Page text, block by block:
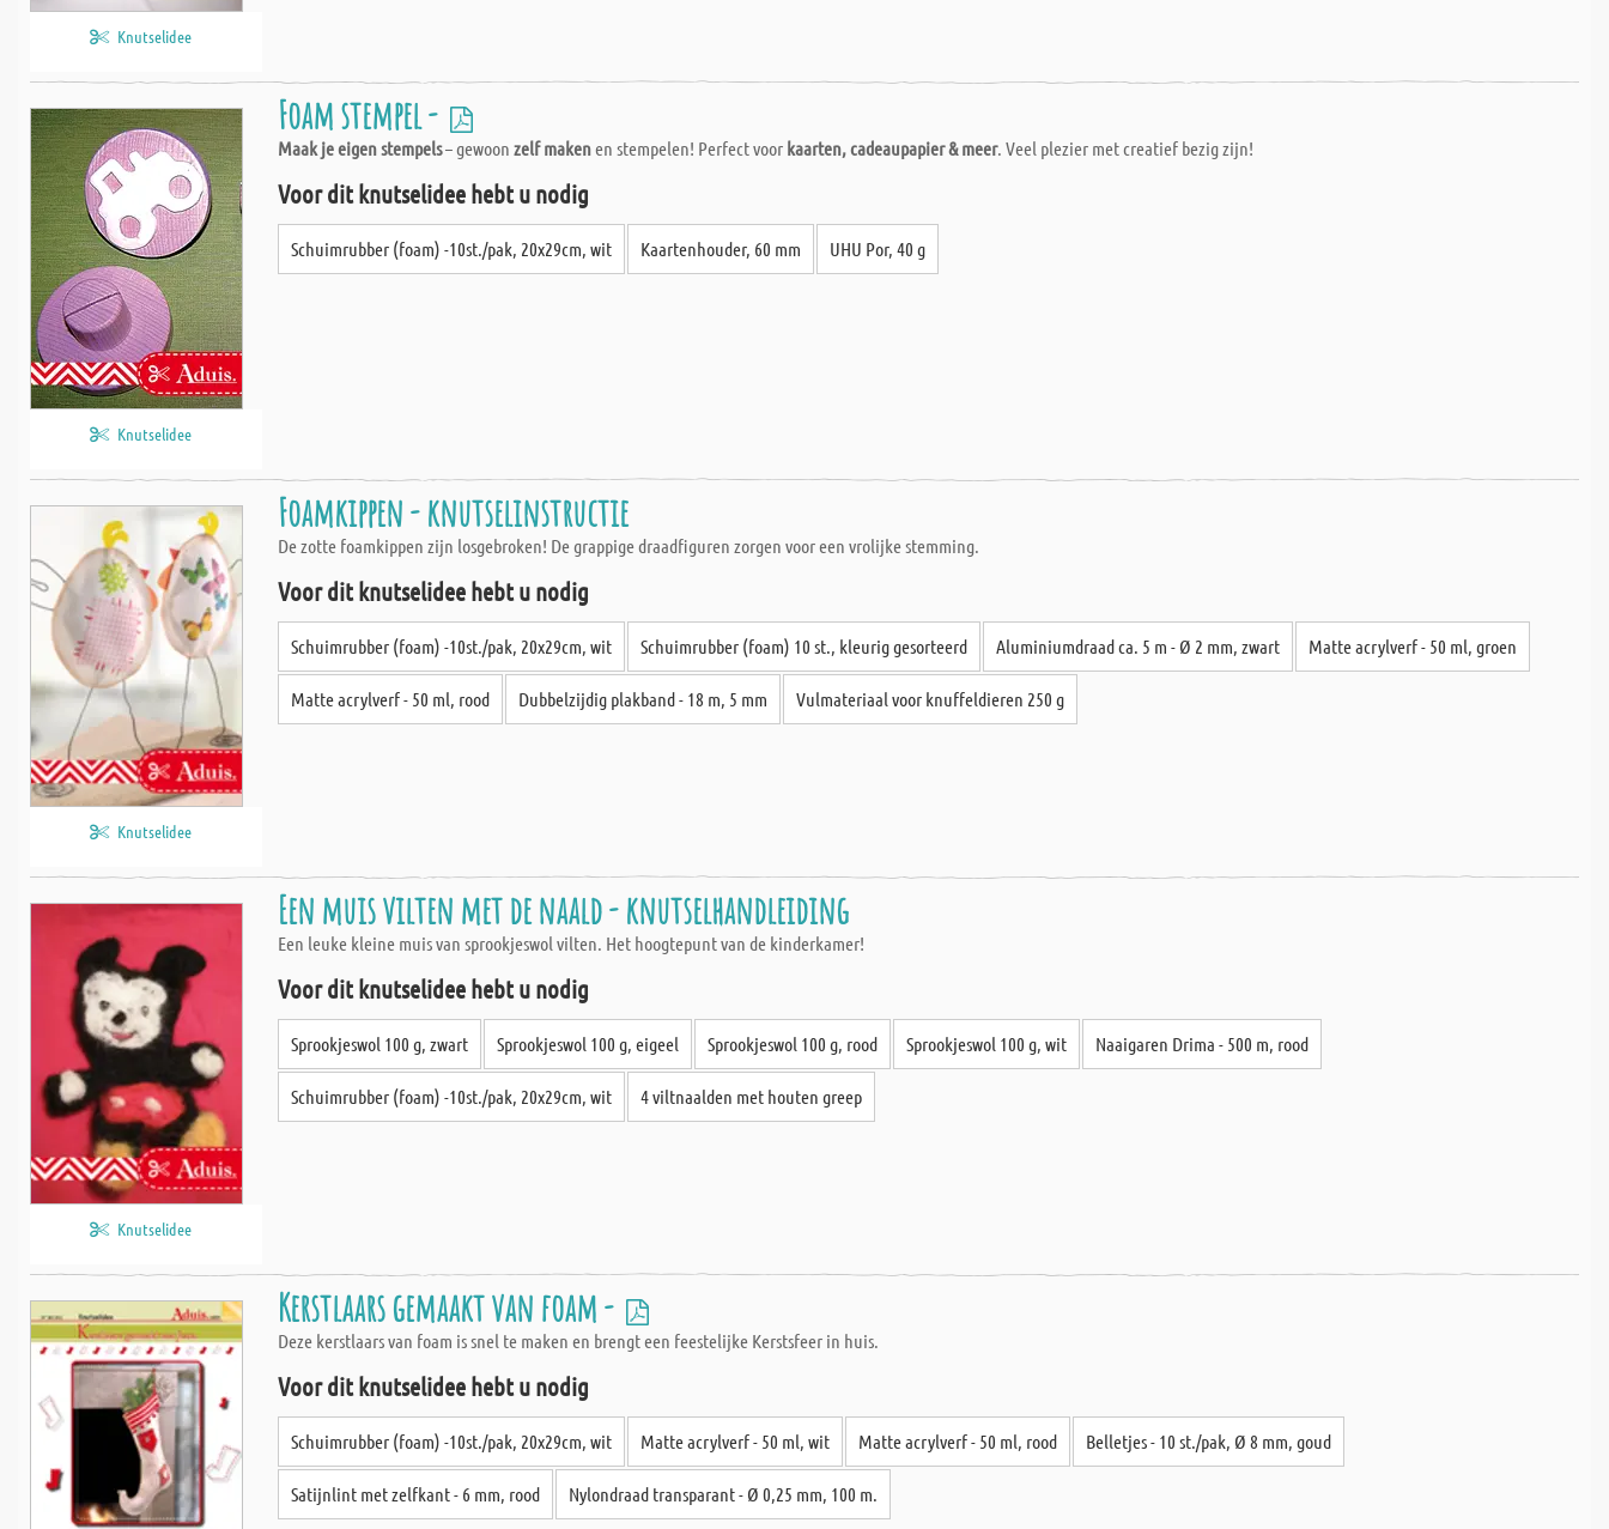
Knutselidee
Knutselidee
Foam stempel -
Maak je eigen stempels– gewoonzelf makenen stempelen! Perfect voor kaarten, cadeaupapier & meer. Veel plezier met creatief bezig zijn!
Voor dit knutselidee hebt u nodig
Schuimrubber (foam) -10st./pak, 20x29cm, wit Kaartenhouder, 60 mm UHU Por, 40 g
Knutselidee
Foamkippen - knutselinstructie
De zotte foamkippen zijn losgebroken! De grappige draadfiguren zorgen voor een vrolijke stemming.
Voor dit knutselidee hebt u nodig
Schuimrubber (foam) -10st./pak, 20x29cm, wit Schuimrubber (foam) 10 st., kleurig gesorteerd Aluminiumdraad ca. 5 m - Ø 2 mm, zwart Matte acrylverf - 50 ml, groen
Matte acrylverf - 50 ml, rood Dubbelzijdig plakband - 18 m, 5 mm Vulmateriaal voor knuffeldieren 250 g
Knutselidee
Een muis vilten met de naald - knutselhandleiding
Een leuke kleine muis van sprookjeswol vilten. Het hoogtepunt van de kinderkamer!
Voor dit knutselidee hebt u nodig
Sprookjeswol 100 g, zwart Sprookjeswol 100 g, eigeel Sprookjeswol 100 g, rood Sprookjeswol 100 g, wit Naaigaren Drima - 500 m, rood
Schuimrubber (foam) -10st./pak, 20x29cm, wit 4 viltnaalden met houten greep
Kerstlaars gemaakt van foam -
Deze kerstlaars van foam is snel te maken en brengt een feestelijke Kerstsfeer in huis.
Voor dit knutselidee hebt u nodig
Schuimrubber (foam) -10st./pak, 20x29cm, wit Matte acrylverf - 50 ml, wit Matte acrylverf - 50 ml, rood Belletjes - 10 st./pak, Ø 8 mm, goud
Satijnlint met zelfkant - 6 mm, rood Nylondraad transparant - Ø 0,25 mm, 100 m.